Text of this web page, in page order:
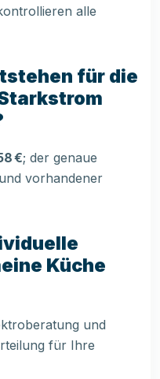
alle
für die
€; der genaue
vorhandener
Küche
und
für Ihre